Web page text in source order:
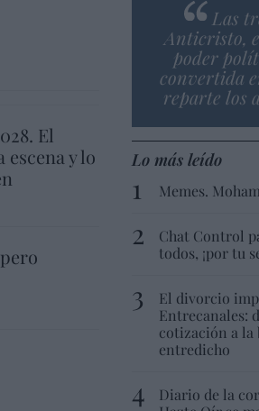
El
y lo
Las
Anticristo,
poder
convertida
reparte los
Lo más leído
Memes.
Chat Control
todos, ¡por tu
El divorcio
Entrecanales:
cotización a la
entredicho
Diario de la